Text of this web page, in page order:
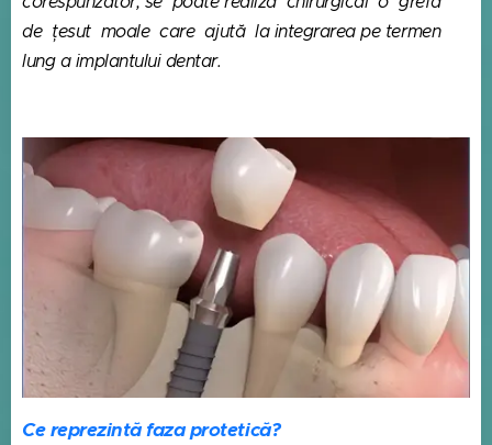
de țesut moale care ajută la integrarea pe termen
lung a implantului dentar.
Ce reprezintă faza protetică?